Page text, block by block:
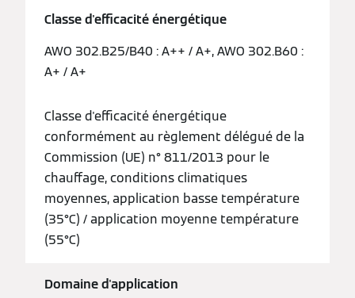
Classe d'efficacité énergétique
AWO 302.B25/B40 : A++ / A+, AWO 302.B60 :
A+ / A+
Classe d'efficacité énergétique
conformément au règlement délégué de la
Commission (UE) n° 811/2013 pour le
chauffage, conditions climatiques
moyennes, application basse température
(35°C) / application moyenne température
(55°C)
Domaine d'application